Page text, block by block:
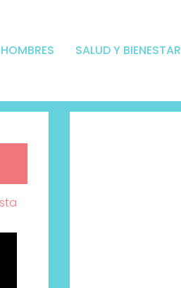
HOMBRES SALUD Y BIENESTAR